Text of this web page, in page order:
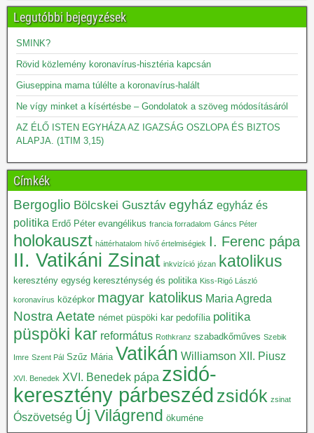
Legutóbbi bejegyzések
SMINK?
Rövid közlemény koronavírus-hisztéria kapcsán
Giuseppina mama túlélte a koronavírus-halált
Ne vígy minket a kísértésbe – Gondolatok a szöveg módosításáról
AZ ÉLŐ ISTEN EGYHÁZA AZ IGAZSÁG OSZLOPA ÉS BIZTOS
ALAPJA. (1TIM 3,15)
Címkék
Bergoglio Bölcskei Gusztáv egyház egyház és
politika Erdő Péter evangélikus francia forradalom Gáncs Péter
holokauszt háttérhatalom hívő értelmiségiek I. Ferenc pápa
II. Vatikáni Zsinat inkvizíció józan katolikus
keresztény egység kereszténység és politika Kiss-Rigó László
koronavírus középkor magyar katolikus Maria Agreda
Nostra Aetate német püspöki kar pedofília politika
püspöki kar református Rothkranz szabadkőműves Szebik
Imre Szent Pál Szűz Mária Vatikán Williamson XII. Piusz
XVI. Benedek XVI. Benedek pápa zsidó-
keresztény párbeszéd zsidók zsinat
Ószövetség Új Világrend ökuméne